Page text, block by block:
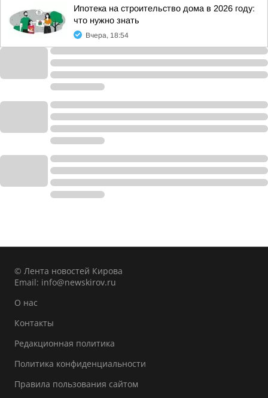
Ипотека на строительство дома в 2026 году:
что нужно знать
Вчера, 18:54
© Лента новостей Кирова
Email: info@newskirov.ru
О нас
Контакты
Редакционная политика
Политика конфиденциальности
Правила пользования сайтом